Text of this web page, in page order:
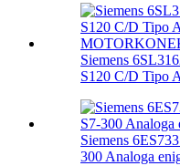
Siemens
S120 C/D Tipo
Siemens
300 Analoga